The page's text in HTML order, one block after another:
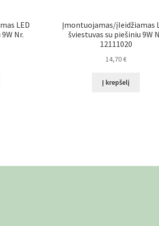
LED
Nr.
Įmontuojamas/įleidžiamas
šviestuvas su piešiniu 9W
12111020
14,70€
Į krepšelį